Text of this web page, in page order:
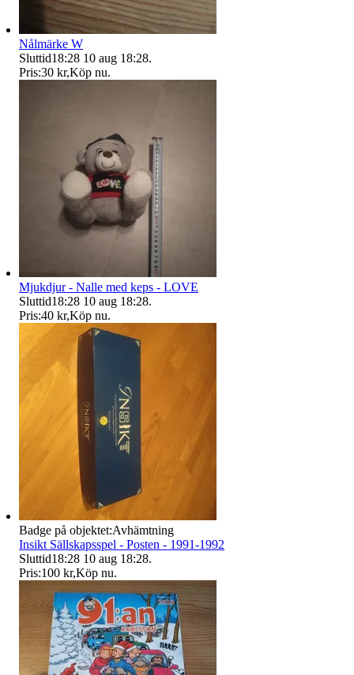
Nålmärke W
Sluttid18:28 10 aug 18:28.
Pris:30 kr,Köp nu.
Mjukdjur - Nalle med keps - LOVE
Sluttid18:28 10 aug 18:28.
Pris:40 kr,Köp nu.
Badge på objektet:Avhämtning
Insikt Sällskapsspel - Posten - 1991-1992
Sluttid18:28 10 aug 18:28.
Pris:100 kr,Köp nu.